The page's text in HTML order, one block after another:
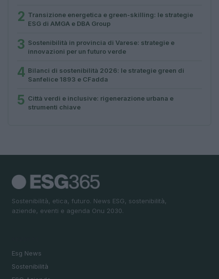
2 Transizione energetica e green-skilling: le strategie
ESG di AMGA e DBA Group
3 Sostenibilità in provincia di Varese: strategie e
innovazioni per un futuro verde
4 Bilanci di sostenibilità 2026: le strategie green di
Sanfelice 1893 e CFadda
5 Città verdi e inclusive: rigenerazione urbana e
strumenti chiave
Sostenibilità, etica, futuro. News ESG, sostenibilità,
aziende, eventi e agenda Onu 2030.
Esg News
Sostenibilità